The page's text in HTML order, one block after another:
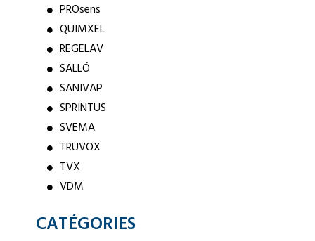
PROsens
QUIMXEL
REGELAV
SALLÓ
SANIVAP
SPRINTUS
SVEMA
TRUVOX
TVX
VDM
CATÉGORIES